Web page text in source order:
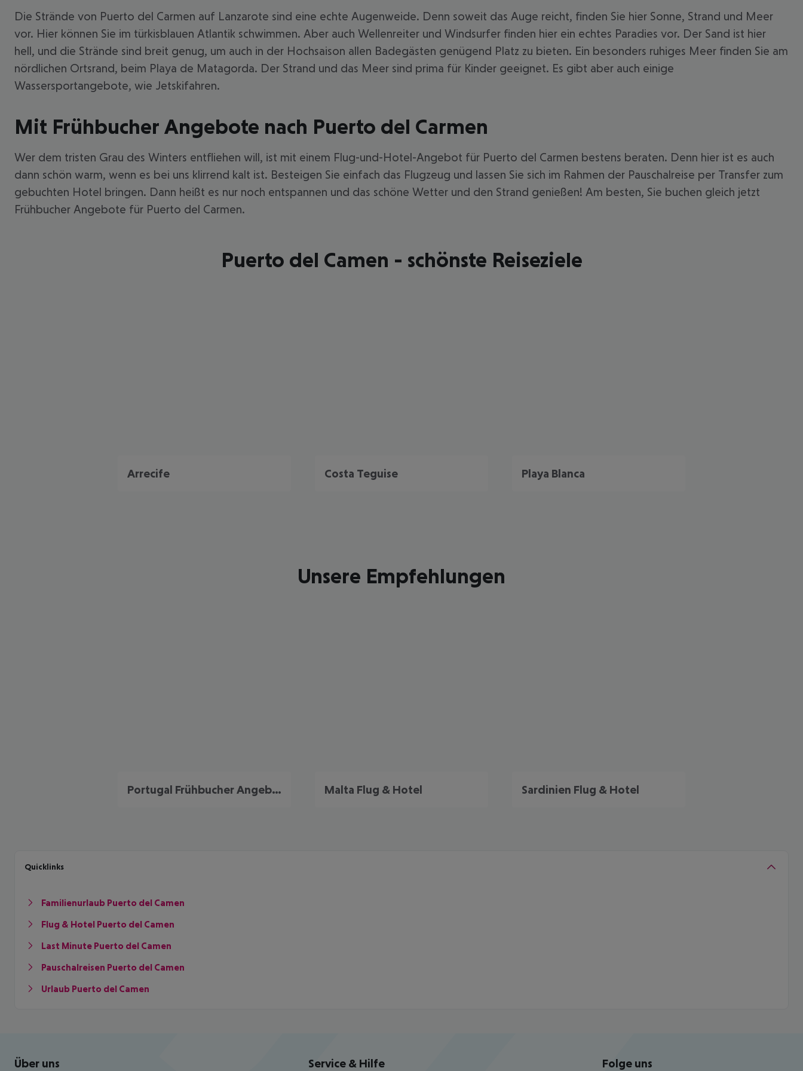
Die Strände von Puerto del Carmen auf Lanzarote sind eine echte Augenweide. Denn soweit das Auge reicht, finden Sie hier Sonne, Strand und Meer
vor. Hier können Sie im türkisblauen Atlantik schwimmen. Aber auch Wellenreiter und Windsurfer finden hier ein echtes Paradies vor. Der Sand ist hier
hell, und die Strände sind breit genug, um auch in der Hochsaison allen Badegästen genügend Platz zu bieten. Ein besonders ruhiges Meer finden Sie am
nördlichen Ortsrand, beim Playa de Matagorda. Der Strand und das Meer sind prima für Kinder geeignet. Es gibt aber auch einige
Wassersportangebote, wie Jetskifahren.
Mit Frühbucher Angebote nach Puerto del Carmen
Wer dem tristen Grau des Winters entfliehen will, ist mit einem Flug-und-Hotel-Angebot für Puerto del Carmen bestens beraten. Denn hier ist es auch
dann schön warm, wenn es bei uns klirrend kalt ist. Besteigen Sie einfach das Flugzeug und lassen Sie sich im Rahmen der Pauschalreise per Transfer zum
gebuchten Hotel bringen. Dann heißt es nur noch entspannen und das schöne Wetter und den Strand genießen! Am besten, Sie buchen gleich jetzt
Frühbucher Angebote für Puerto del Carmen.
Puerto del Camen - schönste Reiseziele
Arrecife Costa Teguise Playa Blanca
Unsere Empfehlungen
Portugal Frühbucher Angebote Malta Flug & Hotel Sardinien Flug & Hotel
Quicklinks
Familienurlaub Puerto del Camen
Flug & Hotel Puerto del Camen
Last Minute Puerto del Camen
Pauschalreisen Puerto del Camen
Urlaub Puerto del Camen
Footer navigation
Über uns Service & Hilfe Folge uns